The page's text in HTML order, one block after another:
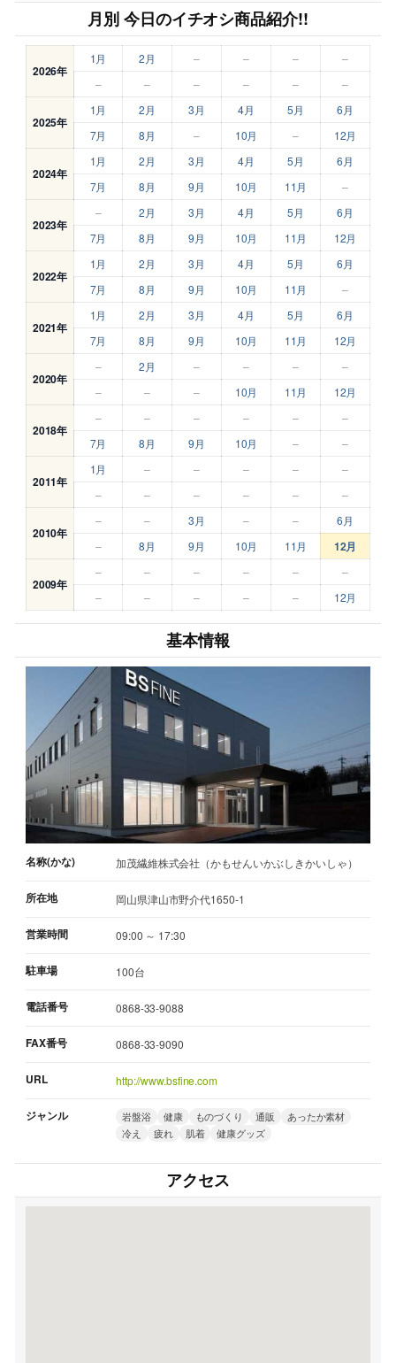
月別 今日のイチオシ商品紹介!!
2026年
1月 2月 – – –
–
–
– – – – –
2025年
1月 2月 3月 4月 5月
6月
7月
8月 – 10月 – 12月
2024年
1月 2月 3月 4月 5月
6月
7月
8月 9月 10月 11月 –
2023年
– 2月 3月 4月 5月
6月
7月
8月 9月 10月 11月 12月
2022年
1月 2月 3月 4月 5月
6月
7月
8月 9月 10月 11月 –
2021年
1月 2月 3月 4月 5月
6月
7月
8月 9月 10月 11月 12月
2020年
– 2月 – – –
–
–
– – 10月 11月 12月
2018年
– – – – –
–
7月
8月 9月 10月 – –
2011年
1月 – – – –
–
–
– – – – –
2010年
– – 3月 – –
6月
–
8月 9月 10月 11月 12月
2009年
– – – – –
–
–
– – – – 12月
基本情報
名称(かな) 加茂繊維株式会社（かもせんいかぶしきかいしゃ）
所在地 岡山県津山市野介代1650-1
営業時間 09:00 ～ 17:30
駐車場 100台
電話番号 0868-33-9088
FAX番号 0868-33-9090
URL http://www.bsfine.com
ジャンル 岩盤浴 健康 ものづくり 通販
あったか素材
冷え
疲れ 肌着 健康グッズ
アクセス